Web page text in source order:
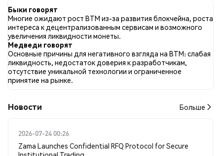
во всех социальных сетях было Нейтральный. Всего было
опубликовано 0 новостных статей о BTM. В Twitter 9.52%
твитов имели бычий настрой по сравнению с 4.76% твитов с
медвежьим настроем по BTM. 85.71% твитов были
нейтральными по отношению к BTM. Эти данные основаны
на 63 твитах.
Быки говорят
Многие ожидают рост BTM из-за развития блокчейна, роста
интереса к децентрализованным сервисам и возможного
увеличения ликвидности монеты.
Медведи говорят
Основные причины для негативного взгляда на BTM: слабая
ликвидность, недостаток доверия к разработчикам,
отсутствие уникальной технологии и ограниченное
принятие на рынке.
Новости Больше
2026-07-24 00:26
Zama Launches Confidential RFQ Protocol for Secure